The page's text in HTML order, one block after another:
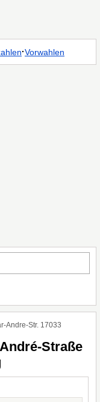
·Vorwahlen
Andre-Str. 17033
Straße